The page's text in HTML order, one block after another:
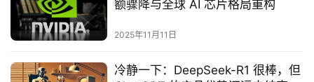
额骤降与全球 AI 芯片格局重构
2025年11月11日
冷静一下：DeepSeek-R1 很棒，但